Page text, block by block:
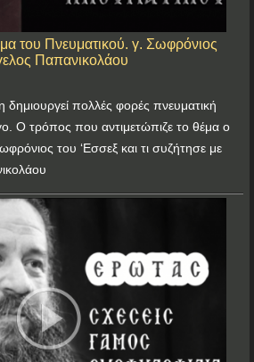
του Πνευματικού. γ. Σωφρόνιος
Παπανικολάου
πολλές φορές πνευματική
Ο τρόπος που αντιμετώπιζε το θέμα ο
του ‘Εσσεξ και τι συζήτησε με